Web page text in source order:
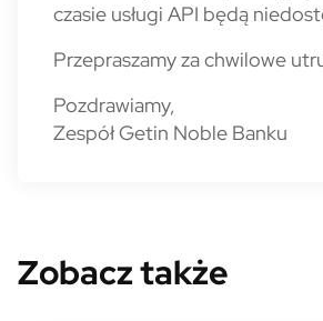
czasie usługi API będą
Przepraszamy za chwilowe
Pozdrawiamy,
Zespół Getin Noble Banku
Zobacz także